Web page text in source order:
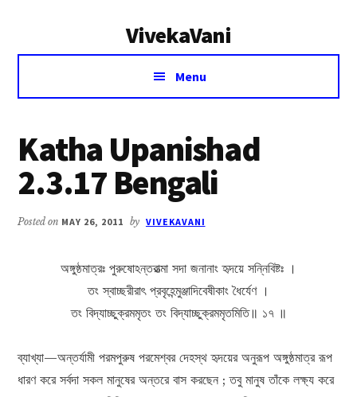
VivekaVani
Voice
Vivekananda
Menu
Katha Upanishad
2.3.17 Bengali
Posted on MAY 26, 2011 by VIVEKAVANI
অঙ্গুষ্ঠমাত্রঃ পুরুষোঽন্তরাত্মা সদা জনানাং হৃদয়ে সন্নিবিষ্টঃ ।
তং স্বাচ্ছরীরাৎ প্রবৃহেন্মুঞ্জাদিবেষীকাং ধৈর্যেণ ।
তং বিদ্যাচ্ছুক্রমমৃতং তং বিদ্যাচ্ছুক্রমমৃতমিতি॥ ১৭ ॥
ব্যাখ্যা—অন্তর্যামী পরমপুরুষ পরমেশ্বর দেহস্থ হৃদয়ের অনুরূপ অঙ্গুষ্ঠমাত্র রূপ
ধারণ করে সর্বদা সকল মানুষের অন্তরে বাস করছেন ; তবু মানুষ তাঁকে লক্ষ্য করে